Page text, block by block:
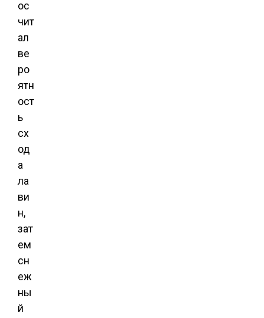
ос
чит
ал
ве
ро
ятн
ост
ь
сх
од
а
ла
ви
н,
зат
ем
сн
еж
ны
й